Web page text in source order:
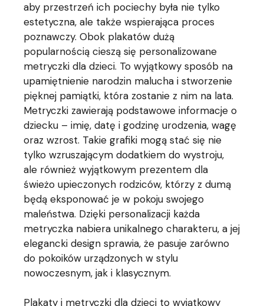
aby przestrzeń ich pociechy była nie tylko
estetyczna, ale także wspierająca proces
poznawczy. Obok plakatów dużą
popularnością cieszą się personalizowane
metryczki dla dzieci. To wyjątkowy sposób na
upamiętnienie narodzin malucha i stworzenie
pięknej pamiątki, która zostanie z nim na lata.
Metryczki zawierają podstawowe informacje o
dziecku – imię, datę i godzinę urodzenia, wagę
oraz wzrost. Takie grafiki mogą stać się nie
tylko wzruszającym dodatkiem do wystroju,
ale również wyjątkowym prezentem dla
świeżo upieczonych rodziców, którzy z dumą
będą eksponować je w pokoju swojego
maleństwa. Dzięki personalizacji każda
metryczka nabiera unikalnego charakteru, a jej
elegancki design sprawia, że pasuje zarówno
do pokoików urządzonych w stylu
nowoczesnym, jak i klasycznym.
Plakaty i metryczki dla dzieci to wyjątkowy